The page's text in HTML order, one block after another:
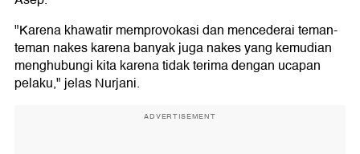
"Karena khawatir memprovokasi dan mencederai teman-
teman nakes karena banyak juga nakes yang kemudian
menghubungi kita karena tidak terima dengan ucapan
pelaku," jelas Nurjani.
ADVERTISEMENT